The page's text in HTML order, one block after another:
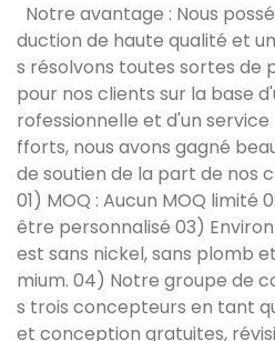
Notre avantage : Nous
duction de haute qualité et
s résolvons toutes sortes de
pour nos clients sur la base
rofessionnelle et d'un
fforts, nous avons gagné
de soutien de la part de nos
01) MOQ : Aucun MOQ limité
être personnalisé 03)
est sans nickel, sans plomb
mium. 04) Notre groupe de
s trois concepteurs en tant
et conception gratuites,